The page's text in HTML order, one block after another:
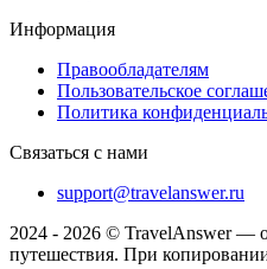
Информация
Правообладателям
Пользовательское
Политика
Связаться с нами
support@travelanswer.ru
2024 - 2026 © TravelAnswer —
путешествия. При